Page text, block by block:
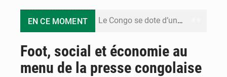
EN CE MOMENT Le Congo se dote d’un programme national pour valoriser les produits forestiers non ligneux
Cémac : la Commission présente à Denis Sassou N’Guesso sa feuille de route
Foot, social et économie au
menu de la presse congolaise